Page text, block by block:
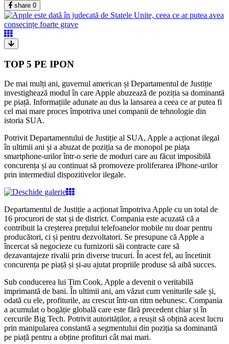
share 0
TOP 5 PE IPON
De mai mulți ani, guvernul american și Departamentul de Justiție
investighează modul în care Apple abuzează de poziția sa dominantă
pe piață. Informațiile adunate au dus la lansarea a ceea ce ar putea fi
cel mai mare proces împotriva unei companii de tehnologie din
istoria SUA.
Potrivit Departamentului de Justiție al SUA, Apple a acționat ilegal
în ultimii ani și a abuzat de poziția sa de monopol pe piața
smartphone-urilor într-o serie de moduri care au făcut imposibilă
concurența și au continuat să promoveze proliferarea iPhone-urilor
prin intermediul dispozitivelor ilegale.
Departamentul de Justiție a acționat împotriva Apple cu un total de
16 procurori de stat și de district. Compania este acuzată că a
contribuit la creșterea prețului telefoanelor mobile nu doar pentru
producători, ci și pentru dezvoltatori. Se presupune că Apple a
încercat să negocieze cu furnizorii săi contracte care să
dezavantajeze rivalii prin diverse trucuri. În acest fel, au încetinit
concurența pe piață și și-au ajutat propriile produse să aibă succes.
Sub conducerea lui Tim Cook, Apple a devenit o veritabilă
imprimantă de bani. În ultimii ani, am văzut cum veniturile sale și,
odată cu ele, profiturile, au crescut într-un ritm nebunesc. Compania
a acumulat o bogăție globală care este fără precedent chiar și în
cercurile Big Tech. Potrivit autorităților, a reușit să obțină acest lucru
prin manipularea constantă a segmentului din poziția sa dominantă
pe piață pentru a obține profituri cât mai mari.